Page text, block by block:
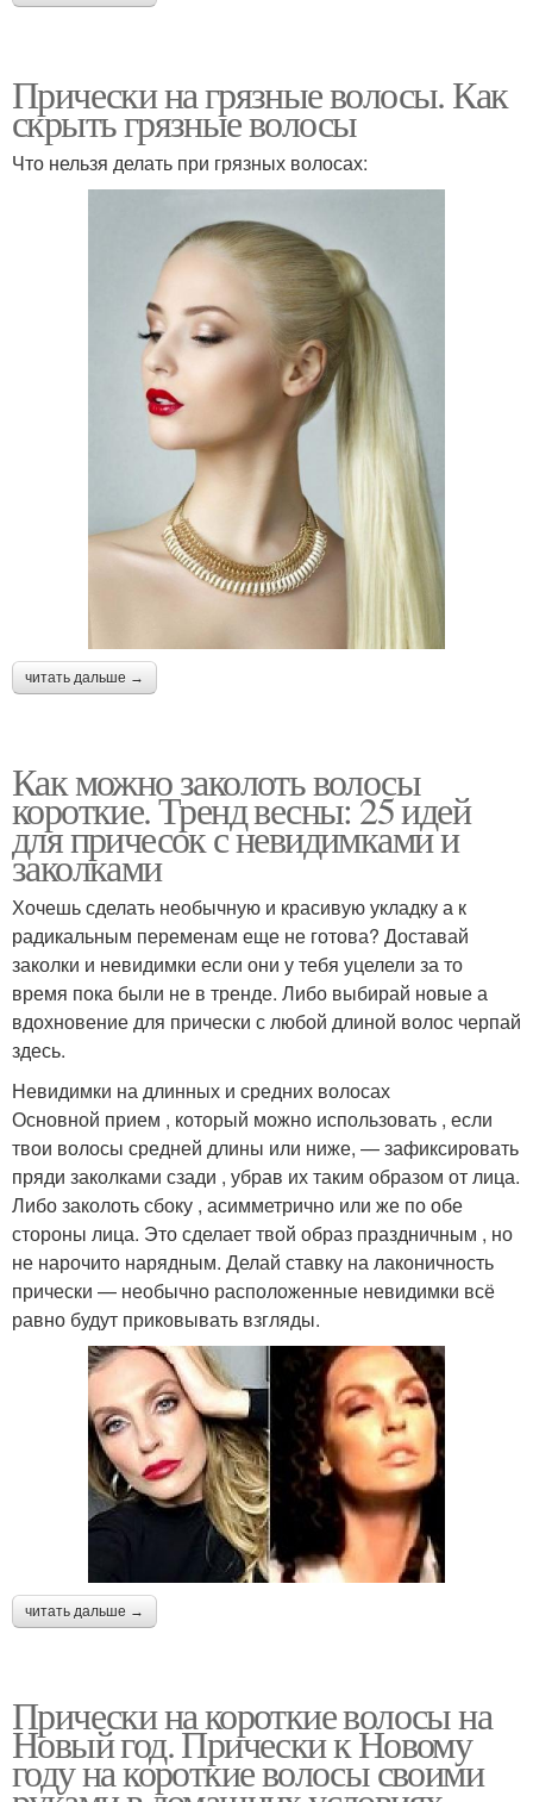
Прически на грязные волосы. Как
скрыть грязные волосы
Что нельзя делать при грязных волосах:
читать дальше →
Как можно заколоть волосы
короткие. Тренд весны: 25 идей
для причесок с невидимками и
заколками
Хочешь сделать необычную и красивую укладку а к
радикальным переменам еще не готова? Доставай
заколки и невидимки если они у тебя уцелели за то
время пока были не в тренде. Либо выбирай новые а
вдохновение для прически с любой длиной волос черпай
здесь.
Невидимки на длинных и средних волосах
Основной прием , который можно использовать , если
твои волосы средней длины или ниже, — зафиксировать
пряди заколками сзади , убрав их таким образом от лица.
Либо заколоть сбоку , асимметрично или же по обе
стороны лица. Это сделает твой образ праздничным , но
не нарочито нарядным. Делай ставку на лаконичность
прически — необычно расположенные невидимки всё
равно будут приковывать взгляды.
читать дальше →
Прически на короткие волосы на
Новый год. Прически к Новому
году на короткие волосы своими